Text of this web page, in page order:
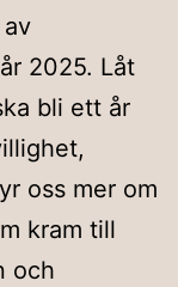
2025. Låt
bli ett år
oss mer om
kram till
och